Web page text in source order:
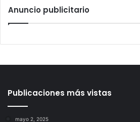
Anuncio publicitario
Publicaciones más vistas
mayo 2, 2025